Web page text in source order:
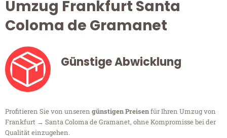
Umzug Frankfurt Santa
Coloma de Gramanet
Günstige Abwicklung
Profitieren Sie von unseren günstigen Preisenfür Ihren Umzug von
Frankfurt → Santa Coloma de Gramanet, ohne Kompromisse bei der
Qualität einzugehen.